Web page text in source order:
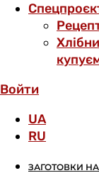
Войти
UA
RU
ЗАГОТОВКИ